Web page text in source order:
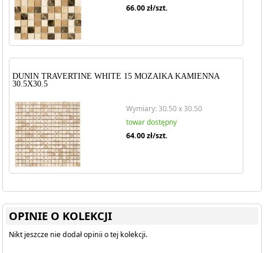
66.00zł/szt.
DUNIN TRAVERTINE WHITE 15 MOZAIKA KAMIENNA
30.5X30.5
Wymiary: 30.50 x 30.50
towar dostępny
64.00zł/szt.
OPINIE O KOLEKCJI
Nikt jeszcze nie dodał opinii o tej kolekcji.